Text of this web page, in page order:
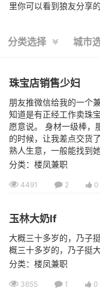
里你可以看到狼友分享
分类选择 城市
珠宝店销售少妇
朋友推微信给我的一个
知道是有正经工作卖珠
愿意说。 身材一级棒，
的时候，让我差点交货
熟人生意，一般能找到
分类：楼凤兼职
4491 2 0
玉林大奶lf
大概三十多岁的，乃子
概三十多岁的，乃子挺
分类：楼凤兼职
3655 1 0